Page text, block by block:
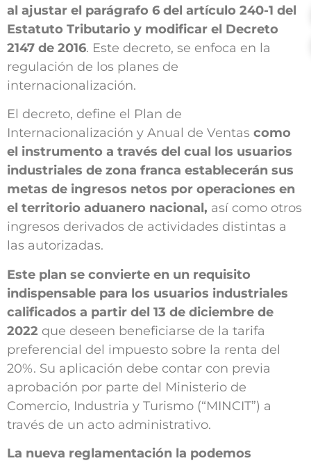
al ajustar el parágrafo 6 del artículo 240-1 del
Estatuto Tributario y modificar el Decreto
2147 de 2016. Este decreto, se enfoca en la
regulación de los planes de
internacionalización.
El decreto, define el Plan de
Internacionalización y Anual de Ventas como
el instrumento a través del cual los usuarios
industriales de zona franca establecerán sus
metas de ingresos netos por operaciones en
el territorio aduanero nacional, así como otros
ingresos derivados de actividades distintas a
las autorizadas.
Este plan se convierte en un requisito
indispensable para los usuarios industriales
calificados a partir del 13 de diciembre de
2022 que deseen beneficiarse de la tarifa
preferencial del impuesto sobre la renta del
20%. Su aplicación debe contar con previa
aprobación por parte del Ministerio de
Comercio, Industria y Turismo (“MINCIT”) a
través de un acto administrativo.
La nueva reglamentación la podemos